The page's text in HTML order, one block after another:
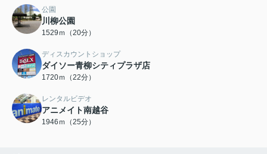
公園
川柳公園
1529ｍ（20分）
ディスカウントショップ
ダイソー青柳シティプラザ店
1720ｍ（22分）
レンタルビデオ
アニメイト南越谷
1946ｍ（25分）